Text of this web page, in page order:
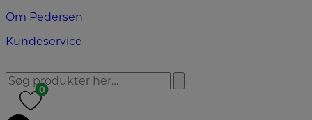
Om Pedersen
Kundeservice
0
0